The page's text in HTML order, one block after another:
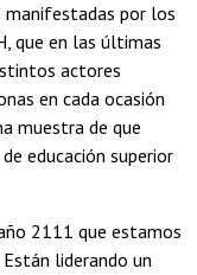
por los
que en las últimas
actores
en cada ocasión
muestra de que
educación superior
2111 que estamos
liderando un